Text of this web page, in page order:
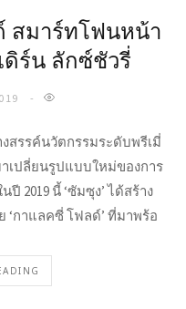
สมาร์ทโฟนหน้า
ดิร์น ลักซ์ชัวรี่
สรรค์นวัตกรรมระดับพรีเมี่
เปลี่ยนรูปแบบใหม่ของการ
2019 นี้ ‘ซัมซุง’ ได้สร้าง
กาแลคซี่ โฟลด์’ ที่มาพร้อ